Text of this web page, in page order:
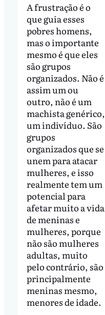
A frustração é o
que guia esses
pobres homens,
mas o importante
mesmo é que eles
são grupos
organizados. Não é
assim um ou
outro, não é um
machista genérico,
um indivíduo. São
grupos
organizados que se
unem para atacar
mulheres, e isso
realmente tem um
potencial para
afetar muito a vida
de meninas e
mulheres, porque
não são mulheres
adultas, muito
pelo contrário, são
principalmente
meninas mesmo,
menores de idade.